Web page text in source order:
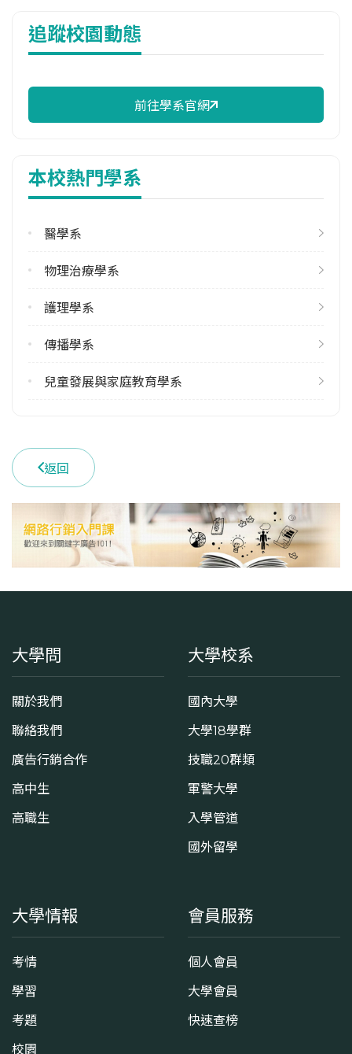
97.22%
校際選課人數
113學年度下學期
修輔系人數
113學年度下學期
學系電話
學系地址
追蹤校園動態
前往學系官網
本校熱門學系
醫學系
物理治療學系
護理學系
傳播學系
兒童發展與家庭教育學系
返回
大學問
關於我們
聯絡我們
廣告行銷合作
高中生
高職生
大學校系
國內大學
大學18學群
技職20群類
軍警大學
入學管道
國外留學
大學情報
考情
學習
考題
校園
會員服務
個人會員
大學會員
快速查榜